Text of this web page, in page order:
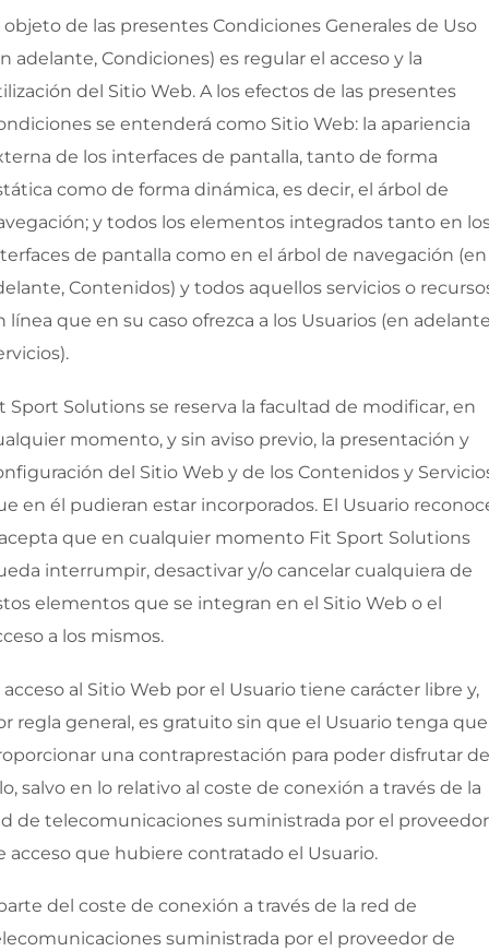
objeto de las presentes Condiciones Generales de Uso
adelante, Condiciones) es regular el acceso y la
del Sitio Web. A los efectos de las presentes
se entenderá como Sitio Web: la apariencia
de los interfaces de pantalla, tanto de forma
como de forma dinámica, es decir, el árbol de
y todos los elementos integrados tanto en
de pantalla como en el árbol de navegación (en
Contenidos) y todos aquellos servicios o
línea que en su caso ofrezca a los Usuarios (en
Sport Solutions se reserva la facultad de modificar, en
momento, y sin aviso previo, la presentación y
del Sitio Web y de los Contenidos y
en él pudieran estar incorporados. El Usuario
que en cualquier momento Fit Sport Solutions
interrumpir, desactivar y/o cancelar cualquiera de
elementos que se integran en el Sitio Web o el
a los mismos.
acceso al Sitio Web por el Usuario tiene carácter libre y,
regla general, es gratuito sin que el Usuario tenga que
una contraprestación para poder disfrutar de
salvo en lo relativo al coste de conexión a través de la
de telecomunicaciones suministrada por el proveedor
acceso que hubiere contratado el Usuario.
del coste de conexión a través de la red de
suministrada por el proveedor de